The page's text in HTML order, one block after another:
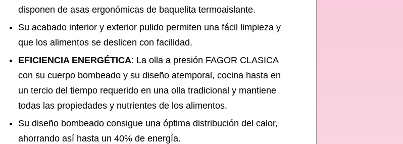
disponen de asas ergonómicas de baquelita termoaislante.
Su acabado interior y exterior pulido permiten una fácil limpieza y
que los alimentos se deslicen con facilidad.
EFICIENCIA ENERGÉTICA: La olla a presión FAGOR CLASICA
con su cuerpo bombeado y su diseño atemporal, cocina hasta en
un tercio del tiempo requerido en una olla tradicional y mantiene
todas las propiedades y nutrientes de los alimentos.
Su diseño bombeado consigue una óptima distribución del calor,
ahorrando así hasta un 40% de energía.